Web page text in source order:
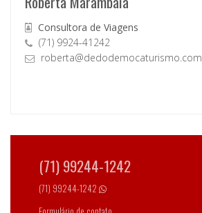
Consultora de Viagens
(71) 9924-41242
roberta@dedodemocaturismo.com
(71) 99244-1242
(71) 99244-1242